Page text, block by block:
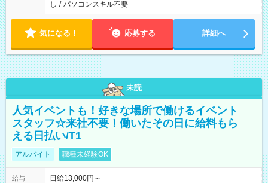
し / パソコンスキル不要
気になる！ 応募する 詳細へ
未読
人気イベントも！好きな場所で働けるイベント
スタッフ☆来社不要！働いたその日に給料もら
える日払い/T1
アルバイト 職種未経験OK
給与
日給13,000円～